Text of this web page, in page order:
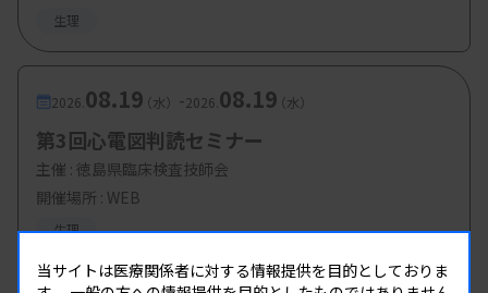
生理
2026. 08.19（水） -2026. 08.19（水）
第3回心電図判読セミナー
主催 : 徳島県臨床検査技師会
開催場所 : WEB
生理
当サイトは医療関係者に対する情報提供を目的としておりま